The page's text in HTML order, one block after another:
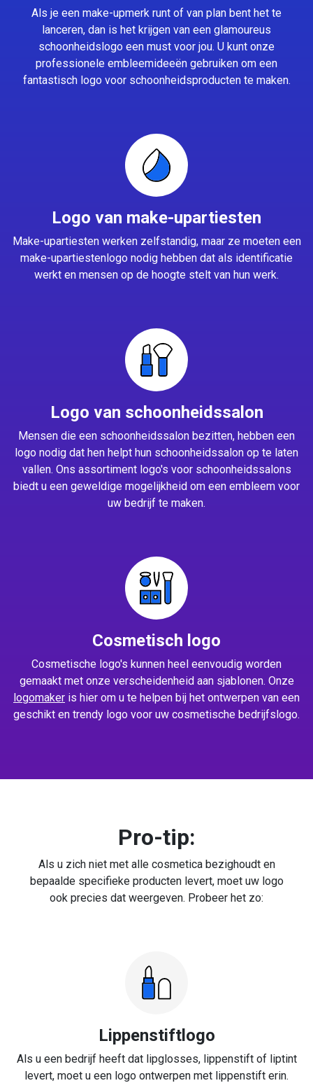
Als je een make-upmerk runt of van plan bent het te
lanceren, dan is het krijgen van een glamoureus
schoonheidslogo een must voor jou. U kunt onze
professionele embleemideeën gebruiken om een
fantastisch logo voor schoonheidsproducten te maken.
Logo van make-upartiesten
Make-upartiesten werken zelfstandig, maar ze moeten een
make-upartiestenlogo nodig hebben dat als identificatie
werkt en mensen op de hoogte stelt van hun werk.
Logo van schoonheidssalon
Mensen die een schoonheidssalon bezitten, hebben een
logo nodig dat hen helpt hun schoonheidssalon op te laten
vallen. Ons assortiment logo's voor schoonheidssalons
biedt u een geweldige mogelijkheid om een embleem voor
uw bedrijf te maken.
Cosmetisch logo
Cosmetische logo's kunnen heel eenvoudig worden
gemaakt met onze verscheidenheid aan sjablonen. Onze
logomaker is hier om u te helpen bij het ontwerpen van een
geschikt en trendy logo voor uw cosmetische bedrijfslogo.
Pro-tip:
Als u zich niet met alle cosmetica bezighoudt en
bepaalde specifieke producten levert, moet uw logo
ook precies dat weergeven. Probeer het zo:
Lippenstiftlogo
Als u een bedrijf heeft dat lipglosses, lippenstift of liptint
levert, moet u een logo ontwerpen met lippenstift erin.